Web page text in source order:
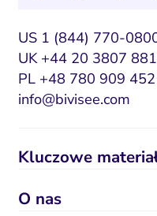
US 1 (844) 770-
UK +44 20 3807
PL +48 780 909 452
info@bivisee.com
Kluczowe
O nas